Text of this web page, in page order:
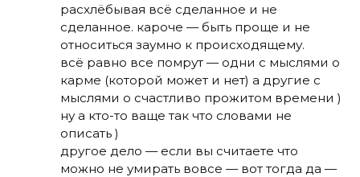
расхлёбывая всё сделанное и не
сделанное. кароче — быть проще и не
относиться заумно к происходящему.
всё равно все помрут — одни с мыслями о
карме (которой может и нет) а другие с
мыслями о счастливо прожитом времени )
ну а кто-то ваще так что словами не
описать )
другое дело — если вы считаете что
можно не умирать вовсе — вот тогда да —